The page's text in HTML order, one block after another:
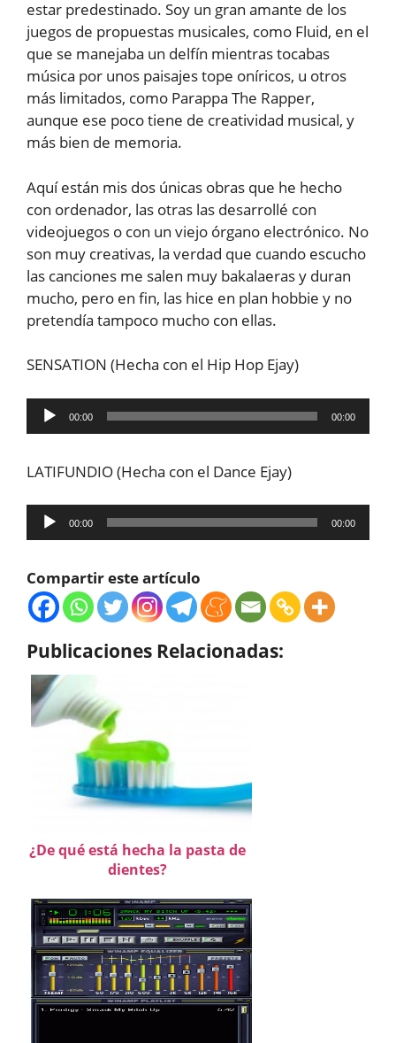
estar predestinado. Soy un gran amante de los
juegos de propuestas musicales, como Fluid, en el
que se manejaba un delfín mientras tocabas
música por unos paisajes tope oníricos, u otros
más limitados, como Parappa The Rapper,
aunque ese poco tiene de creatividad musical, y
más bien de memoria.
Aquí están mis dos únicas obras que he hecho
con ordenador, las otras las desarrollé con
videojuegos o con un viejo órgano electrónico. No
son muy creativas, la verdad que cuando escucho
las canciones me salen muy bakalaeras y duran
mucho, pero en fin, las hice en plan hobbie y no
pretendía tampoco mucho con ellas.
SENSATION (Hecha con el Hip Hop Ejay)
Reproductor
de
00:00 00:00
LATIFUNDIO (Hecha con el Dance Ejay)
Reproductor
de
00:00 00:00
Compartir este artículo
Publicaciones Relacionadas:
¿De qué está hecha la pasta de
dientes?